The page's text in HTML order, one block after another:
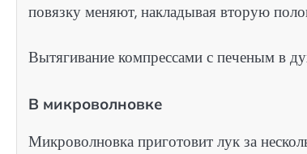
повязку меняют, накладывая вторую
Вытягивание компрессами с печеным в
В микроволновке
Микроволновка приготовит лук за